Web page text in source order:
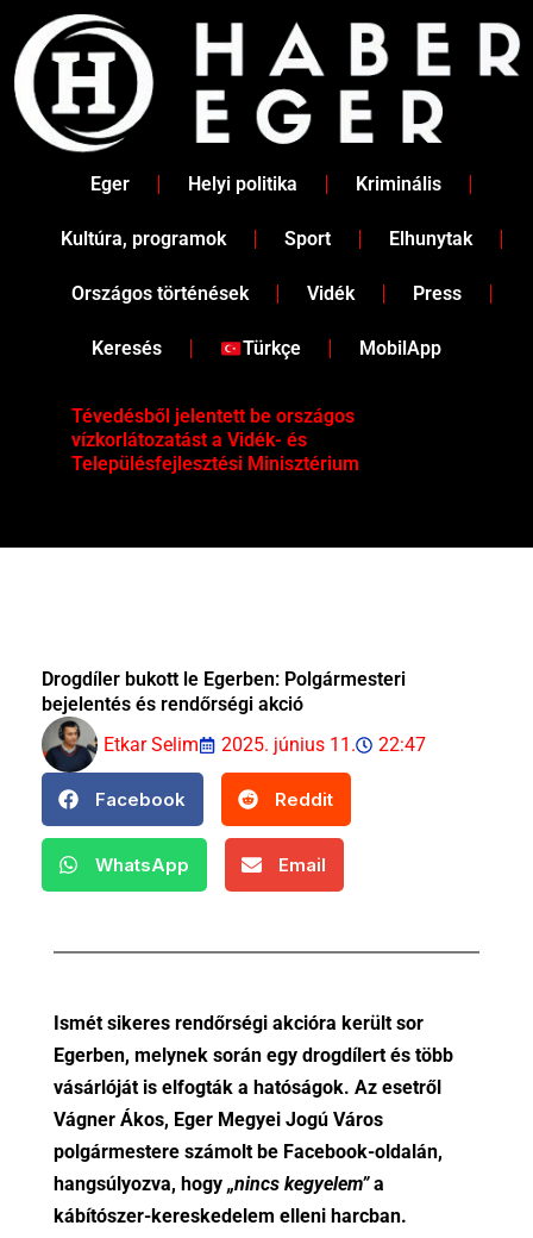
content
Eger Helyi politika Kriminális
Kultúra, programok Sport Elhunytak
Országos történések Vidék Press
Keresés Türkçe MobilApp
Tévedésből jelentett be országos
vízkorlátozatást a Vidék- és
Településfejlesztési Minisztérium
Drogdíler bukott le Egerben: Polgármesteri
bejelentés és rendőrségi akció
Etkar Selim
2025. június 11. 22:47
Facebook Reddit
WhatsApp Email
Ismét sikeres rendőrségi akcióra került sor
Egerben, melynek során egy drogdílert és több
vásárlóját is elfogták a hatóságok. Az esetről
Vágner Ákos, Eger Megyei Jogú Város
polgármestere számolt be Facebook-oldalán,
hangsúlyozva, hogy„nincs kegyelem”a
kábítószer-kereskedelem elleni harcban.